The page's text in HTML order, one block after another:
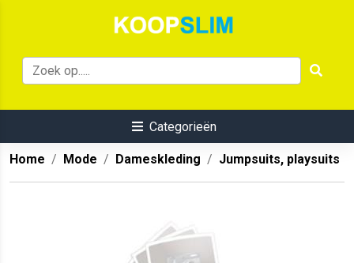
Categorieën
Home Mode Dameskleding Jumpsuits, playsuits